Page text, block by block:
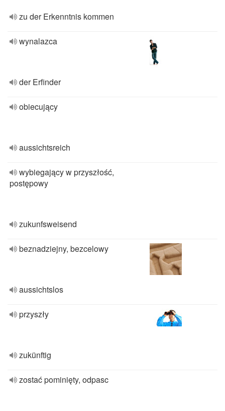
zu der Erkenntnis kommen
wynalazca
der Erfinder
obiecujący
aussichtsreich
wybiegający w przyszłość,
postępowy
zukunfsweisend
beznadziejny, bezcelowy
aussichtslos
przyszły
zukünftig
zostać pominięty, odpasc